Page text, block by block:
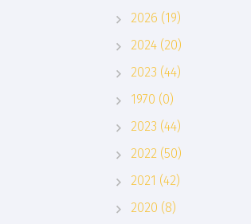
2026 (19)
2024 (20)
2023 (44)
1970 (0)
2023 (44)
2022 (50)
2021 (42)
2020 (8)